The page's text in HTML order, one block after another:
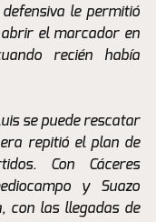
le permitió
el marcador en
recién había
se puede rescatar
repitió el plan de
Con Cáceres
y Suazo
con las llegadas de